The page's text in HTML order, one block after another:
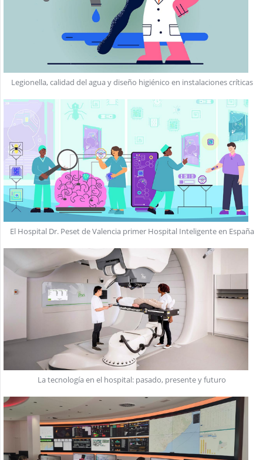
Legionella, calidad del agua y diseño higiénico en instalaciones críticas
El Hospital Dr. Peset de Valencia primer Hospital Inteligente en España
La tecnología en el hospital: pasado, presente y futuro